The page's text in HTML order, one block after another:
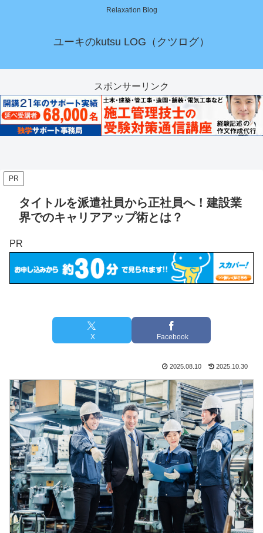
Relaxation Blog
ユーキのkutsu LOG（クツログ）
スポンサーリンク
PR
タイトルを派遣社員から正社員へ！建設業
界でのキャリアアップ術とは？
PR
X Facebook
2025.08.10 2025.10.30